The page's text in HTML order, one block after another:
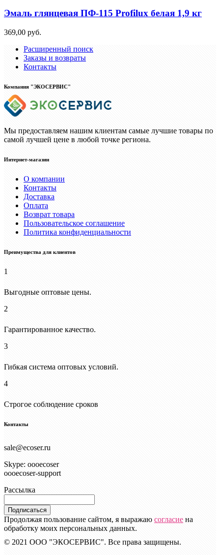
Эмаль глянцевая ПФ-115 Profilux белая 1,9 кг
369,00 руб.
Расширенный поиск
Заказы и возвраты
Контакты
Компания "ЭКОСЕРВИС"
Мы предоставляем нашим клиентам самые лучшие товары по
самой лучшей цене в любой точке региона.
Интернет-магазин
О компании
Контакты
Доставка
Оплата
Возврат товара
Пользовательское соглашение
Политика конфиденциальности
Преимущества для клиентов
1
Выгодные оптовые цены.
2
Гарантированное качество.
3
Гибкая система оптовых условий.
4
Строгое соблюдение сроков
Контакты
sale@ecoser.ru
Skype: oooecoser
oooecoser-support
Рассылка
Подписаться
Продолжая пользование сайтом, я выражаю согласие на
обработку моих персональных данных.
© 2021 ООО "ЭКОСЕРВИС". Все права защищены.